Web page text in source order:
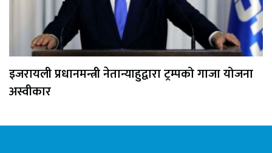
इजरायली प्रधानमन्त्री नेतान्याहुद्वारा ट्रम्पको गाजा योजना
अस्वीकार